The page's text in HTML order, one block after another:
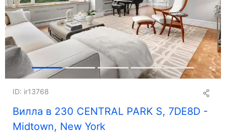
+2
Вилла в 230 CENTRAL PARK S, 7DE8D -
Midtown, New York
ID: ir13768